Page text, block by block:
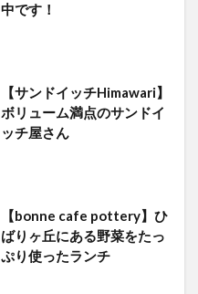
中です！
【サンドイッチHimawari】
ボリューム満点のサンドイ
ッチ屋さん
【bonne cafe pottery】ひ
ばりヶ丘にある野菜をたっ
ぷり使ったランチ